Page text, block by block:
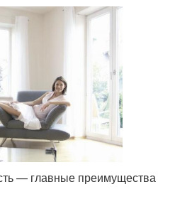
— главные преимущества